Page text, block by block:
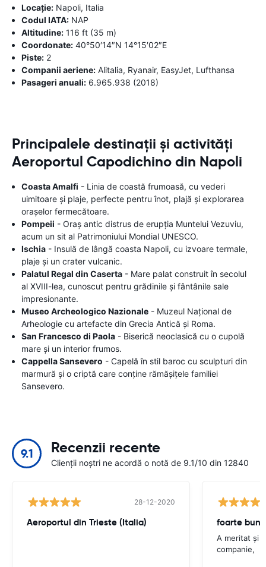
Locație: Napoli, Italia
Codul IATA: NAP
Altitudine: 116 ft (35 m)
Coordonate: 40°50′14″N 14°15′02″E
Piste: 2
Companii aeriene: Alitalia, Ryanair, EasyJet, Lufthansa
Pasageri anuali: 6.965.938 (2018)
Principalele destinații și activități
Aeroportul Capodichino din Napoli
Coasta Amalfi - Linia de coastă frumoasă, cu vederi
uimitoare și plaje, perfecte pentru înot, plajă și explorarea
orașelor fermecătoare.
Pompeii - Oraș antic distrus de erupția Muntelui Vezuviu,
acum un sit al Patrimoniului Mondial UNESCO.
Ischia - Insulă de lângă coasta Napoli, cu izvoare termale,
plaje și un crater vulcanic.
Palatul Regal din Caserta - Mare palat construit în secolul
al XVIII-lea, cunoscut pentru grădinile și fântânile sale
impresionante.
Museo Archeologico Nazionale - Muzeul Național de
Arheologie cu artefacte din Grecia Antică și Roma.
San Francesco di Paola - Biserică neoclasică cu o cupolă
mare și un interior frumos.
Cappella Sansevero - Capelă în stil baroc cu sculpturi din
marmură și o criptă care conține rămășițele familiei
Sansevero.
9.1 Recenzii recente
Clienții noștri ne acordă o notă de 9.1/10 din 12840
28-12-2020
Aeroportul din Trieste (Italia) foarte bun
A meritat și
companie,